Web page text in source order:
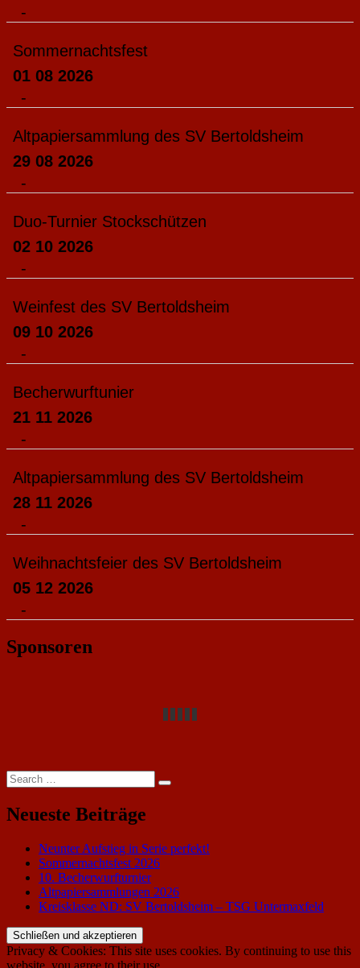
-
Sommernachtsfest
01 08 2026
-
Altpapiersammlung des SV Bertoldsheim
29 08 2026
-
Duo-Turnier Stockschützen
02 10 2026
-
Weinfest des SV Bertoldsheim
09 10 2026
-
Becherwurftunier
21 11 2026
-
Altpapiersammlung des SV Bertoldsheim
28 11 2026
-
Weihnachtsfeier des SV Bertoldsheim
05 12 2026
-
Sponsoren
Search
for:
Search
Neueste Beiträge
Neunter Aufstieg in Serie perfekt!
Sommernachtsfest 2026
10. Becherwurfturnier
Altpapiersammlungen 2026
Kreisklasse ND: SV Bertoldsheim – TSG Untermaxfeld
Privacy & Cookies: This site uses cookies. By continuing to use this
website, you agree to their use.